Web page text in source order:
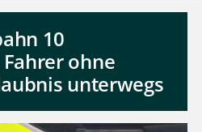
10
ohne
unterwegs